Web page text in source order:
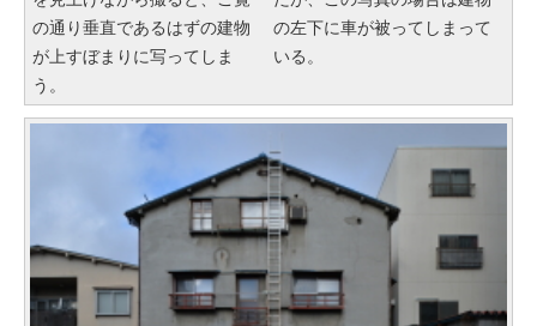
の通り垂直であるはずの建物
が上すぼまりに写ってしま
う。
の左下に車が被ってしまって
いる。